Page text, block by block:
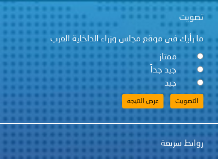
وفيديو
مجلة
أصداء
الأمانة
إعلانات
من
نحن
اتصل
بنا
تصويت
ما رأيك في موقع مجلس وزراء الداخلية العرب
ممتاز
جيد جداً
جيد
روابط سريعة